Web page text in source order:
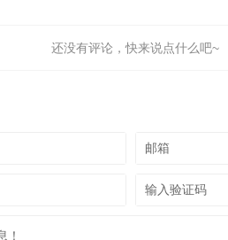
还没有评论，快来说点什么吧~